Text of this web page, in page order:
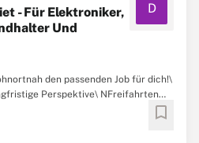
- Für Elektroniker,
Und
D
den passenden Job für dich!\
Perspektive\ NFreifahrten
den Bereichen Elektrotechnik,
bookmark